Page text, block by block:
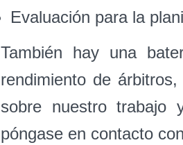
Evaluación para la
También hay una
rendimiento de
sobre nuestro trabajo
póngase en contacto